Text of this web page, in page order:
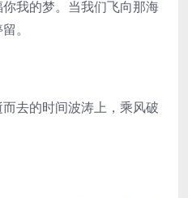
我的梦。当我们飞向那海
。
去的时间波涛上，乘风破